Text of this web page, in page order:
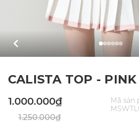
CALISTA TOP - PINK
1.000.000₫
1.250.000₫
Mã sản